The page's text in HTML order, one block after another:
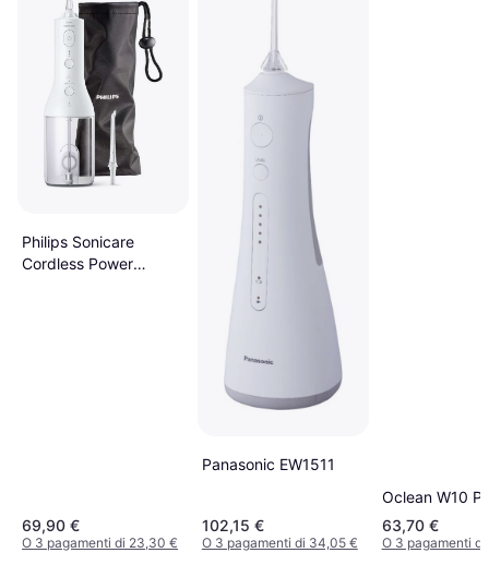
Philips Sonicare
Cordless Power
69,90 €
O 3 pagamenti di 23,30 €
Panasonic EW1511
102,15 €
O 3 pagamenti di 34,05 €
Oclean W10
63,70 €
O 3 pagamenti di